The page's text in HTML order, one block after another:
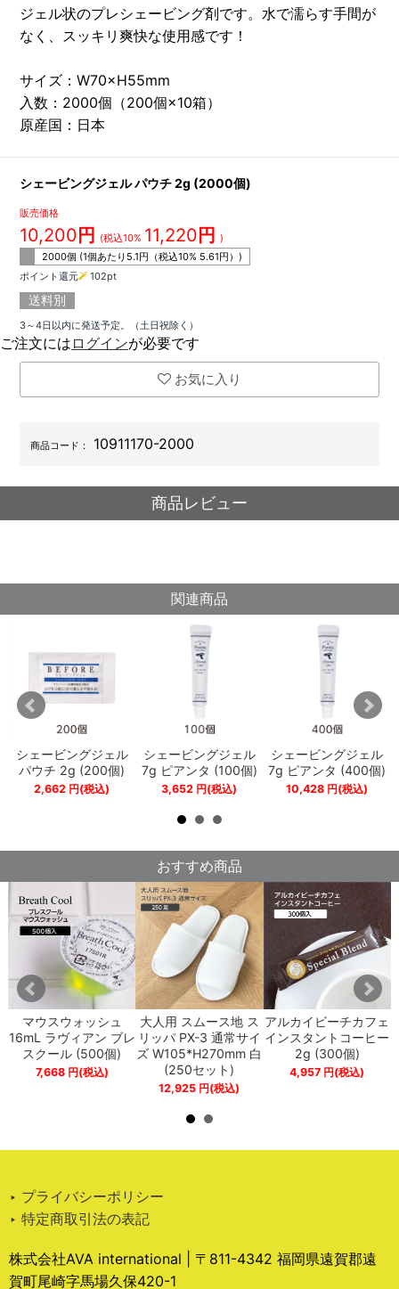
ジェル状のプレシェービング剤です。水で濡らす手間が
なく、スッキリ爽快な使用感です！
サイズ：W70×H55mm
入数：2000個（200個×10箱）
原産国：日本
シェービングジェル パウチ 2g (2000個)
販売価格
10,200 円 (税込10% 11,220 円 )
2000個 (1個あたり 5.1円（税込10% 5.61円）)
ポイント還元
102pt
送料別
3～4日以内に発送予定。（土日祝除く）
ご注文には ログインが必要です
お気に入り
商品コード： 10911170-2000
商品レビュー
関連商品
シェービングジェル
パウチ 2g (200個)
2,662 円(税込)
シェービングジェル
7g ピアンタ (100個)
3,652 円(税込)
シェービングジェル
7g ピアンタ (400個)
10,428 円(税込)
おすすめ商品
マウスウォッシュ
16mL ラヴィアン ブレ
スクール (500個)
7,668円(税込)
大人用 スムース地 ス
リッパ PX-3 通常サイ
ズ W105*H270mm 白
(250セット)
12,925 円(税込)
アルカイビーチカフェ
インスタントコーヒー
2g (300個)
4,957 円(税込)
‣ プライバシーポリシー
‣ 特定商取引法の表記
株式会社AVA international | 〒811-4342 福岡県遠賀郡遠
賀町尾崎字馬場久保420-1